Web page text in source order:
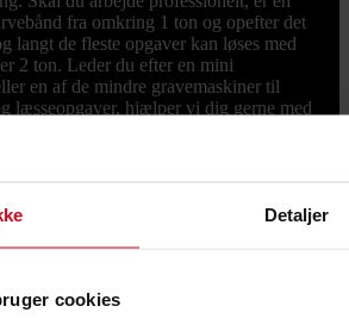
Detaljer
cookies
fra omkring 1 ton og opefter det
langt de fleste opgaver kan løses med
2 ton. Leder du efter en mini
en af de mindre gravemaskiner til
læsseopgaver, hjælper vi dig gerne med
der gør arbejdet nemmere En
maskinen til et komplet anlægsværktøj –
at komprimere jorden et oplagt